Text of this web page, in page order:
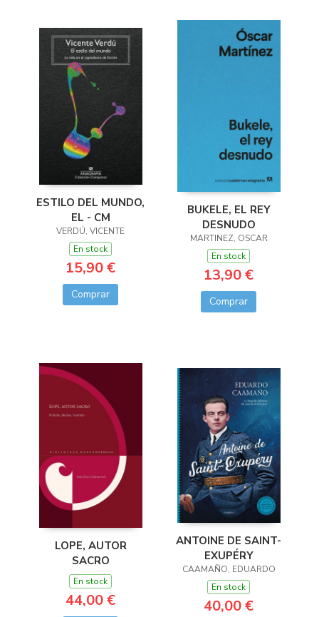
ESTILO DEL MUNDO,
EL - CM
VERDÚ, VICENTE
En stock
15,90 €
Comprar
BUKELE, EL REY
DESNUDO
MARTINEZ, OSCAR
En stock
13,90 €
Comprar
LOPE, AUTOR
SACRO
En stock
44,00 €
ANTOINE DE SAINT-
EXUPÉRY
CAAMAÑO, EDUARDO
En stock
40,00 €